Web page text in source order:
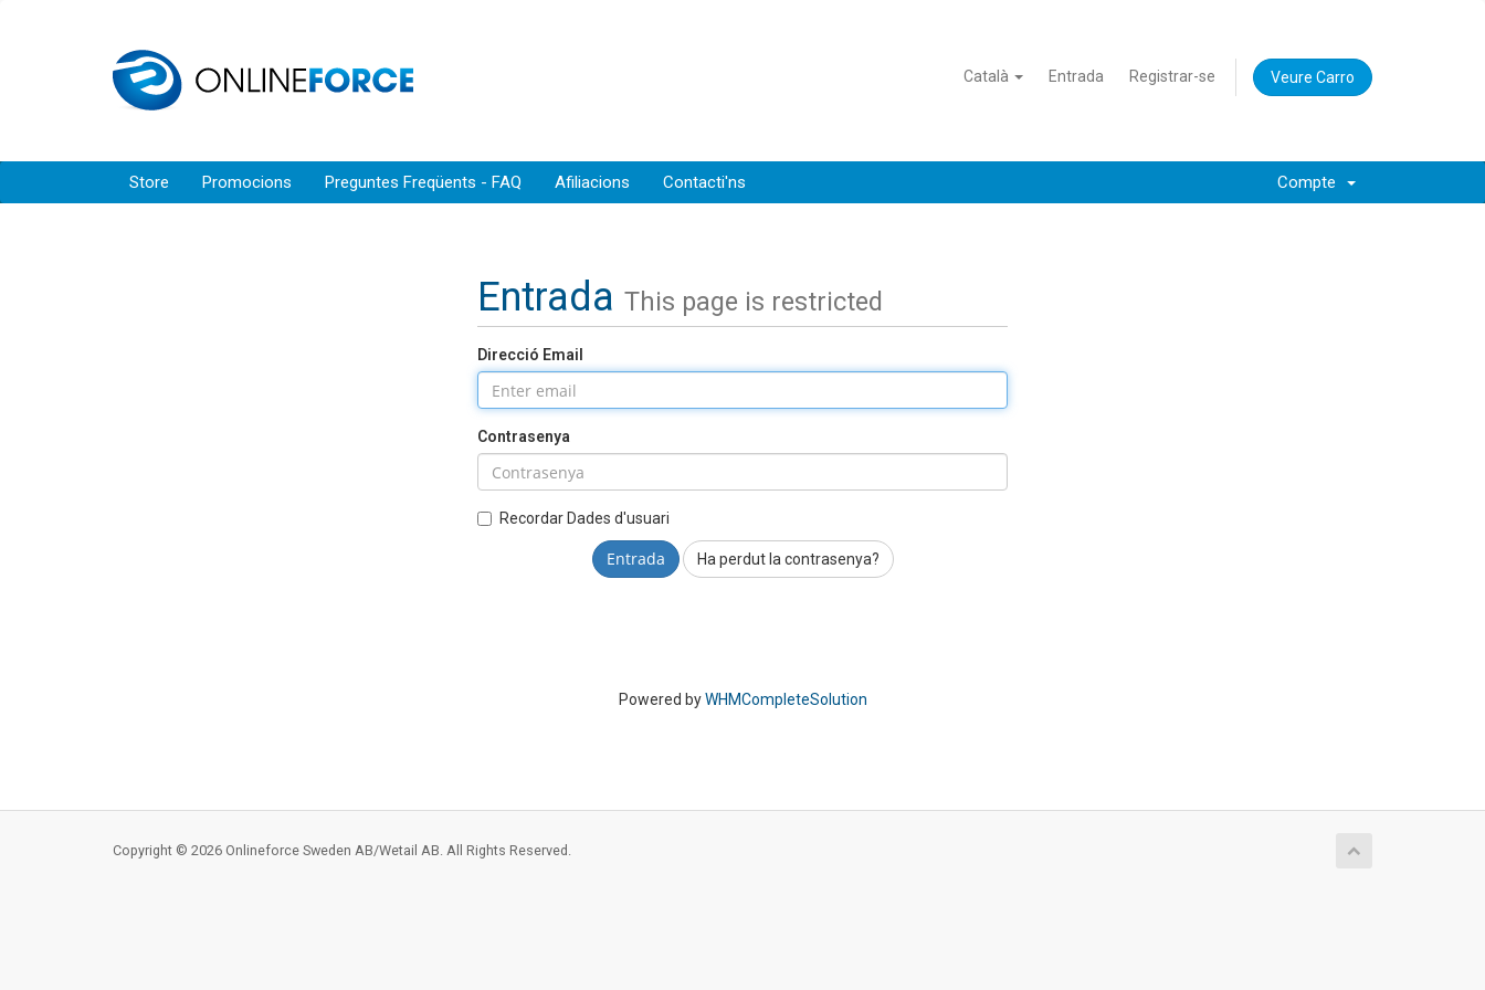
Català Entrada Registrar-se Veure Carro
Store Promocions Preguntes Freqüents - FAQ Afiliacions Contacti'ns Compte
Entrada This page is restricted
Direcció Email
Contrasenya
Recordar Dades d'usuari
Ha perdut la contrasenya?
Powered byWHMCompleteSolution
Copyright © 2026 Onlineforce Sweden AB/Wetail AB. All Rights Reserved.